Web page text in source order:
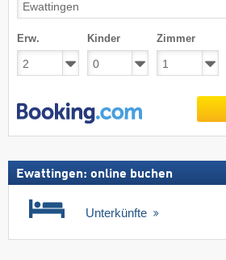
Erw. Kinder Zimmer
Ewattingen: online buchen
Unterkünfte